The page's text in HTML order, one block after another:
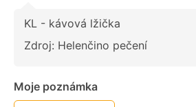
KL - kávová lžička
Zdroj: Helenčino pečení
Moje poznámka